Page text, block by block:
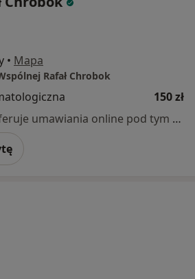
• Mapa
Rafał Chrobok
150 zł
Specjalista nie oferuje umawiania online pod tym adresem.